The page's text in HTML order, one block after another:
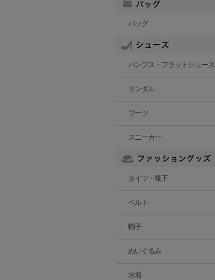
バッグ
パンプス・フラットシューズ
サンダル
ブーツ
スニーカー
タイツ・靴下
ベルト
帽子
ぬいぐるみ
水着